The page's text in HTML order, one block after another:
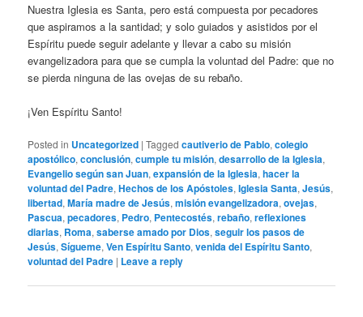
Nuestra Iglesia es Santa, pero está compuesta por pecadores
que aspiramos a la santidad; y solo guiados y asistidos por el
Espíritu puede seguir adelante y llevar a cabo su misión
evangelizadora para que se cumpla la voluntad del Padre: que no
se pierda ninguna de las ovejas de su rebaño.
¡Ven Espíritu Santo!
Posted in Uncategorized |Tagged cautiverio de Pablo,colegio
apostólico,conclusión,cumple tu misión,desarrollo de la Iglesia,
Evangelio según san Juan,expansión de la Iglesia,hacer la
voluntad del Padre,Hechos de los Apóstoles,Iglesia Santa,Jesús,
libertad,María madre de Jesús,misión evangelizadora,ovejas,
Pascua,pecadores, Pedro, Pentecostés,rebaño,reflexiones
diarias, Roma,saberse amado por Dios,seguir los pasos de
Jesús,Sígueme,Ven Espíritu Santo,venida del Espíritu Santo,
voluntad del Padre | Leave a reply